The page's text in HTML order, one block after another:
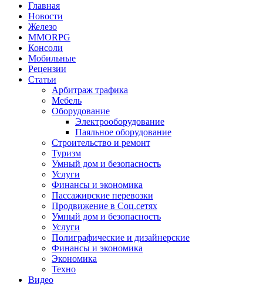
Главная
Новости
Железо
MMORPG
Консоли
Мобильные
Рецензии
Статьи
Арбитраж трафика
Мебель
Оборудование
Электрооборудование
Паяльное оборудование
Строительство и ремонт
Туризм
Умный дом и безопасность
Услуги
Финансы и экономика
Пассажирские перевозки
Продвижение в Соц.сетях
Умный дом и безопасность
Услуги
Полиграфические и дизайнерские
Финансы и экономика
Экономика
Техно
Видео